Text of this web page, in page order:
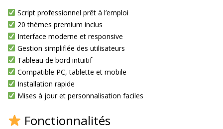
Script professionnel prêt à l’emploi
20 thèmes premium inclus
Interface moderne et responsive
Gestion simplifiée des utilisateurs
Tableau de bord intuitif
Compatible PC, tablette et mobile
Installation rapide
Mises à jour et personnalisation faciles
Fonctionnalités